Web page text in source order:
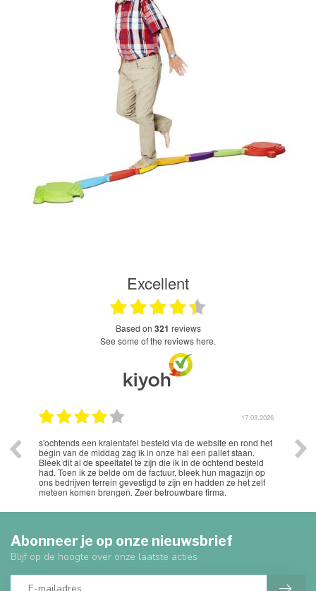
Excellent
based on 321 reviews
see some of the reviews here.
17.03.2026
s'ochtends een kralentafel besteld via de website en rond het
begin van de middag zag ik in onze hal een pallet staan.
Bleek dit al de speeltafel te zijn die ik in de ochtend besteld
had. Toen ik ze belde om de factuur, bleek hun magazijn op
ons bedrijven terrein gevestigd te zijn en hadden ze het zelf
meteen komen brengen. Zeer betrouwbare firma.
Abonneer je op onze nieuwsbrief
Blijf op de hoogte over onze laatste acties